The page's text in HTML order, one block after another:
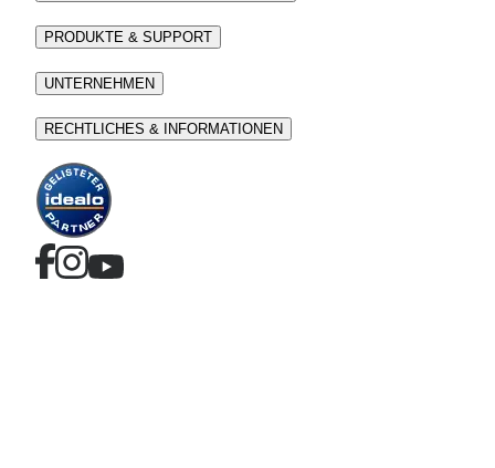
PRODUKTE & SUPPORT
UNTERNEHMEN
RECHTLICHES & INFORMATIONEN